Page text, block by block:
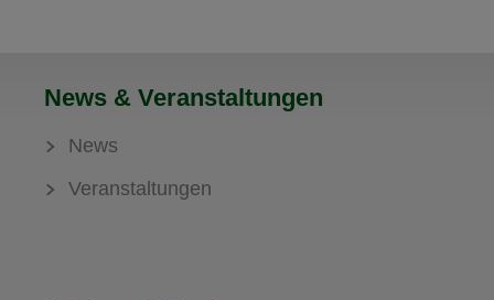
News & Veranstaltungen
News
Veranstaltungen